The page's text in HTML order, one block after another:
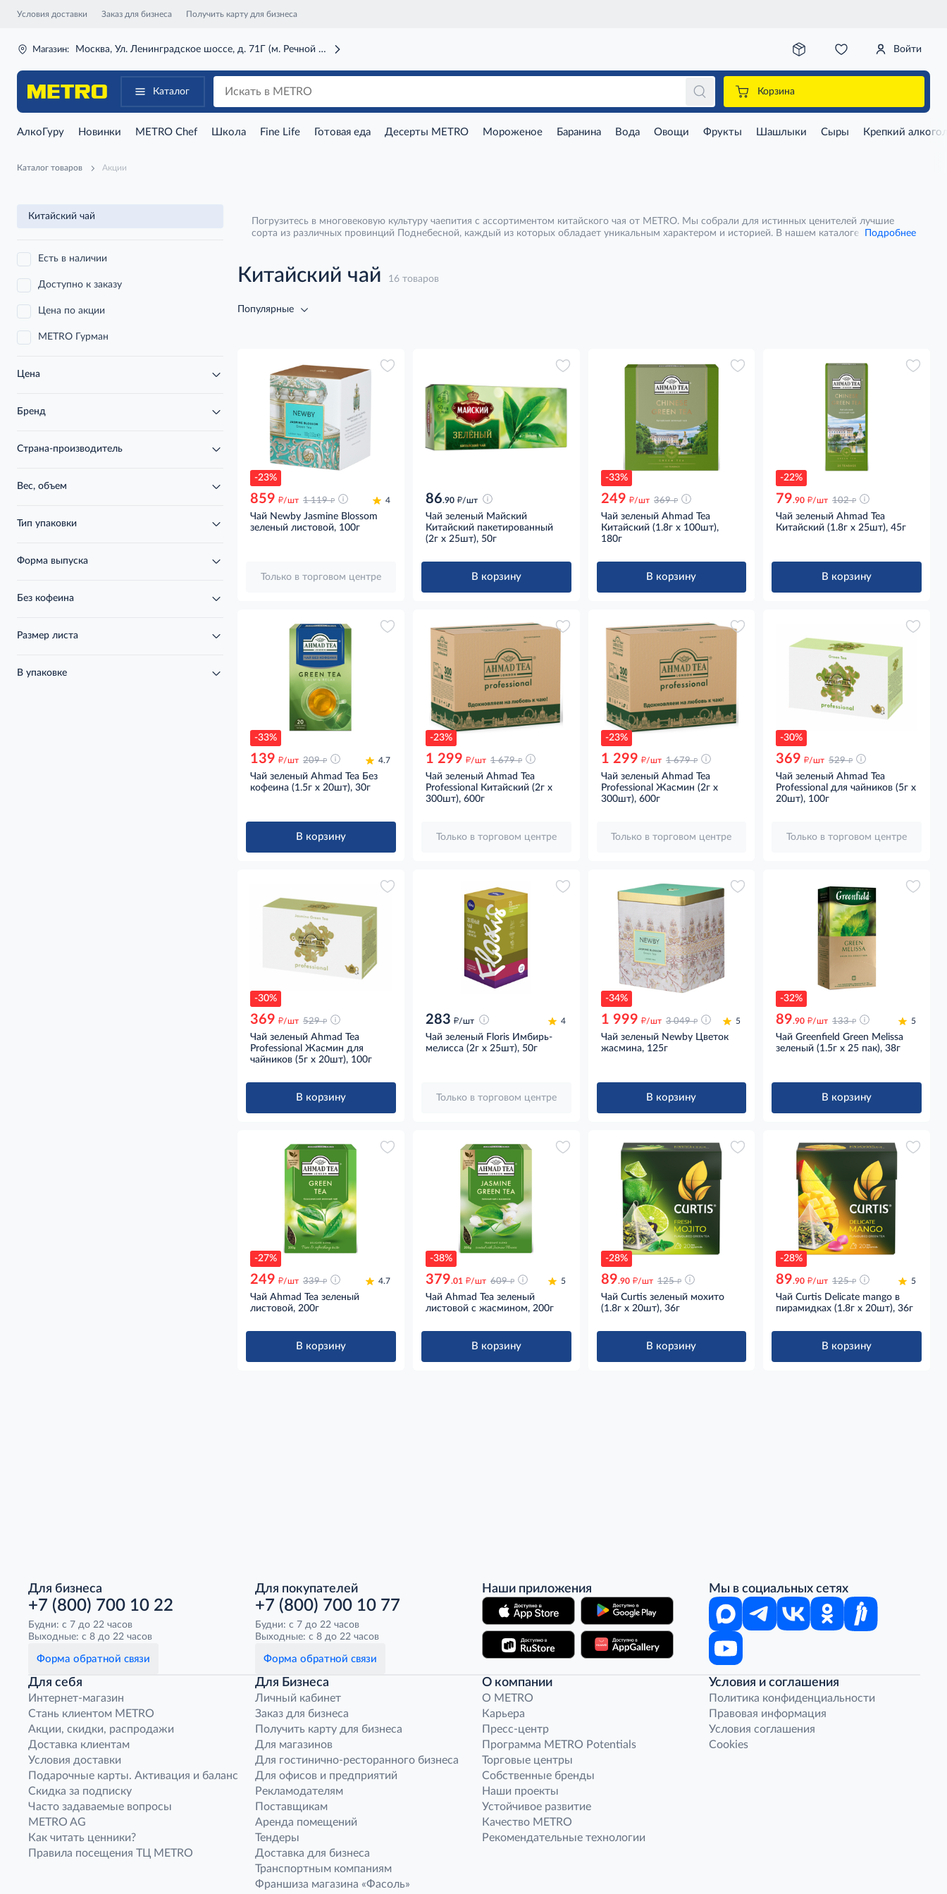
Условия доставки Заказ для бизнеса Получить карту для бизнеса
Магазин: Москва, Ул. Ленинградское шоссе, д. 71Г (м. Речной вокзал) Войти
Каталог Корзина
АлкоГуру Новинки METRO Chef Школа Fine Life Готовая еда Десерты METRO Мороженое Баранина Вода Овощи Фрукты Шашлыки Сыры Крепкий
Каталог товаров Акции
Китайский чай
Есть в наличии
Доступно к заказу
Цена по акции
METRO Гурман
Цена
Бренд
Страна-производитель
Вес, объем
Тип упаковки
Форма выпуска
Без кофеина
Размер листа
В упаковке
Погрузитесь в многовековую культуру чаепития с ассортиментом китайского чая от METRO. Мы собрали для истинных ценителей лучшие
сорта из различных провинций Поднебесной, каждый из которых обладает уникальным характером и историей. В нашем каталоге вы найдете
поставщиков, чтобы гарантировать подлинность и высочайшее качество каждого листа. Китайский чай — это не просто напиток, а целая
философия, и мы помогаем вам прикоснуться к ней. Приобрести эти элитные сорта можно с удобной доставкой или в наших торговых
Подробнее
Китайский чай 16 товаров
Популярные
-23%
859 д/шт 1 119 д 4
Чай Newby Jasmine Blossom
зеленый листовой, 100г
Только в торговом центре
86.90 д/шт
Чай зеленый Майский
Китайский пакетированный
(2г x 25шт), 50г
В корзину
-33%
249 д/шт 369 д
Чай зеленый Ahmad Tea
Китайский (1.8г x 100шт),
180г
В корзину
-22%
79.90 д/шт 102 д
Чай зеленый Ahmad Tea
Китайский (1.8г x 25шт), 45г
В корзину
-33%
139 д/шт 209 д 4.7
Чай зеленый Ahmad Tea Без
кофеина (1.5г x 20шт), 30г
В корзину
-23%
1 299 д/шт 1 679 д
Чай зеленый Ahmad Tea
Professional Китайский (2г x
300шт), 600г
Только в торговом центре
-23%
1 299 д/шт 1 679 д
Чай зеленый Ahmad Tea
Professional Жасмин (2г x
300шт), 600г
Только в торговом центре
-30%
369 д/шт 529 д
Чай зеленый Ahmad Tea
Professional для чайников (5г x
20шт), 100г
Только в торговом центре
-30%
369 д/шт 529 д
Чай зеленый Ahmad Tea
Professional Жасмин для
чайников (5г x 20шт), 100г
В корзину
283 д/шт 4
Чай зеленый Floris Имбирь-
мелисса (2г x 25шт), 50г
Только в торговом центре
-34%
1 999 д/шт 3 049 д 5
Чай зеленый Newby Цветок
жасмина, 125г
В корзину
-32%
89.90 д/шт 133 д 5
Чай Greenfield Green Melissa
зеленый (1.5г х 25 пак), 38г
В корзину
-27%
249 д/шт 339 д 4.7
Чай Ahmad Tea зеленый
листовой, 200г
В корзину
-38%
379.01 д/шт 609 д 5
Чай Ahmad Tea зеленый
листовой с жасмином, 200г
В корзину
-28%
89.90 д/шт 125 д
Чай Curtis зеленый мохито
(1.8г х 20шт), 36г
В корзину
-28%
89.90 д/шт 125 д 5
Чай Curtis Delicate mango в
пирамидках (1.8г х 20шт), 36г
В корзину
Для бизнеса
+7 (800) 700 10 22
Будни: с 7 до 22 часов
Выходные: с 8 до 22 часов
Форма обратной связи
Для покупателей
+7 (800) 700 10 77
Будни: с 7 до 22 часов
Выходные: с 8 до 22 часов
Форма обратной связи
Наши приложения Мы в социальных сетях
Для себя
Интернет-магазин
Стань клиентом METRO
Акции, скидки, распродажи
Доставка клиентам
Условия доставки
Подарочные карты. Активация и баланс
Скидка за подписку
Часто задаваемые вопросы
METRO AG
Как читать ценники?
Правила посещения ТЦ METRO
Для Бизнеса
Личный кабинет
Заказ для бизнеса
Получить карту для бизнеса
Для магазинов
Для гостинично-ресторанного бизнеса
Для офисов и предприятий
Рекламодателям
Поставщикам
Аренда помещений
Тендеры
Доставка для бизнеса
Транспортным компаниям
Франшиза магазина «Фасоль»
О компании
O METRO
Карьера
Пресс-центр
Программа METRO Potentials
Торговые центры
Собственные бренды
Наши проекты
Устойчивое развитие
Качество METRO
Рекомендательные технологии
Условия и соглашения
Политика конфиденциальности
Правовая информация
Условия соглашения
Cookies